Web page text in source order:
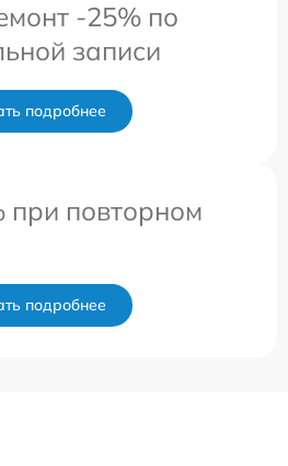
-25% по
записи
подробнее
при повторном
подробнее